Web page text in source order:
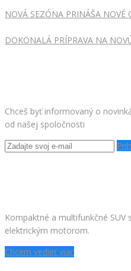
NOVÁ SEZÓNA PRINÁŠA NOVÉ
DOKONALÁ PRÍPRAVA NA
Chceš byť informovaný o
od našej spoločnosti
Kompaktné a multifunkčné
elektrickým motorom.
Chcem vedieť viac